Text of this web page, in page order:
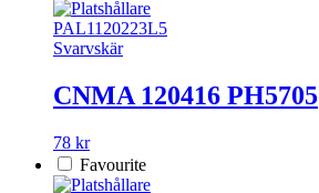
PAL1120223L5
Svarvskär
CNMA 120416 PH5705
78 kr
Favourite